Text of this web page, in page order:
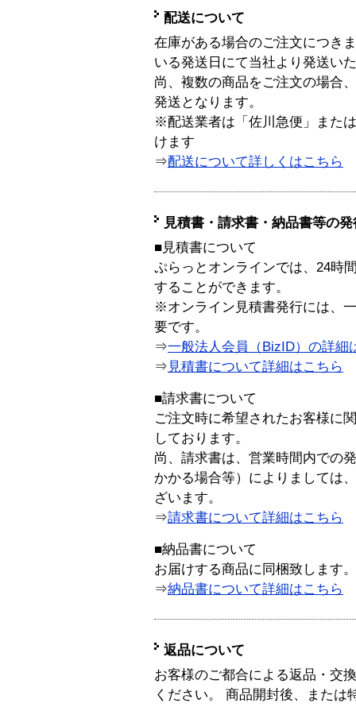
配送について
在庫がある場合のご注文につき
いる発送日にて当社より発送い
尚、複数の商品をご注文の場合
発送となります。
※配送業者は「佐川急便」また
けます
⇒配送について詳しくはこちら
見積書・請求書・納品書等の
■見積書について
ぷらっとオンラインでは、24時
することができます。
※オンライン見積書発行には、
要です。
⇒一般法人会員（BizID）の詳細
⇒ 見積書について詳細はこちら
■請求書について
ご注文時に希望されたお客様に
しております。
尚、請求書は、営業時間内での
かかる場合等）によりましては
ざいます。
⇒請求書について詳細はこちら
■納品書について
お届けする商品に同梱致します。
⇒納品書について詳細はこちら
返品について
お客様のご都合による返品・交
ください。 商品開封後、または